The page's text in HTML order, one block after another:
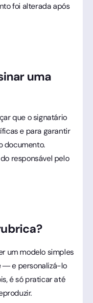
foi alterada após
uma
que o signatário
e para garantir
documento.
responsável pelo
um modelo simples
— e personalizá-lo
é só praticar até